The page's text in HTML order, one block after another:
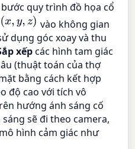
quy trình đồ họa cổ
(x,y,z)
vào không gian
dụng góc xoay và thu
xếpcác hình tam giác
(thuật toán của thợ
bằng cách kết hợp
độ cao với tích vô
hướng ánh sáng cố
sẽ đi theo camera,
hình cảm giác như